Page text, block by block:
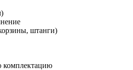
штанги)
комплектацию